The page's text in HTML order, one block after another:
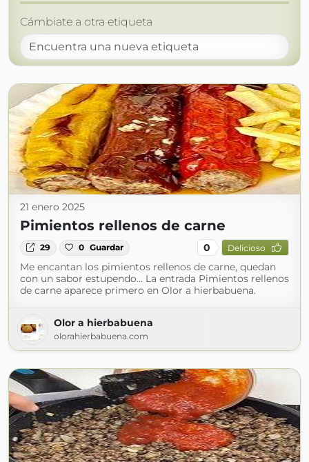
Cámbiate a otra etiqueta
21 enero 2025
Pimientos rellenos de carne
29 0 Guardar 0 Delicioso
Me encantan los pimientos rellenos de carne, quedan
con un sabor estupendo… La entrada Pimientos rellenos
de carne aparece primero en Olor a hierbabuena.
Olor a hierbabuena
olorahierbabuena.com